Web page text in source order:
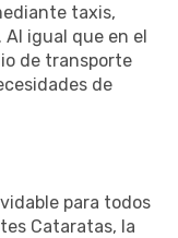
taxis,
igual que en el
de transporte
de
para todos
Cataratas, la